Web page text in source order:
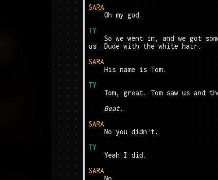
SARA
TY
us. Dude with the white hair.
SARA
TY
Beat.
SARA
TY
SARA